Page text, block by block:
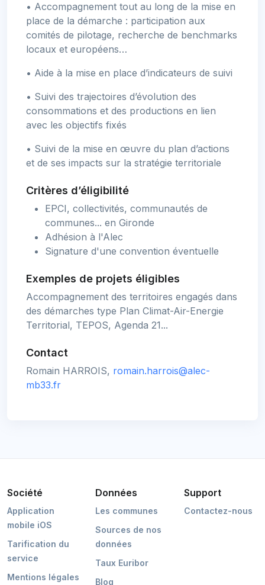
• Accompagnement tout au long de la mise en
place de la démarche : participation aux
comités de pilotage, recherche de benchmarks
locaux et européens…
• Aide à la mise en place d’indicateurs de suivi
• Suivi des trajectoires d’évolution des
consommations et des productions en lien
avec les objectifs fixés
• Suivi de la mise en œuvre du plan d’actions
et de ses impacts sur la stratégie territoriale
Critères d’éligibilité
EPCI, collectivités, communautés de
communes... en Gironde
Adhésion à l'Alec
Signature d'une convention éventuelle
Exemples de projets éligibles
Accompagnement des territoires engagés dans
des démarches type Plan Climat-Air-Energie
Territorial, TEPOS, Agenda 21...
Contact
Romain HARROIS, romain.harrois@alec-
mb33.fr
Société
Application
mobile iOS
Tarification du
service
Mentions légales
Données
Les communes
Sources de nos
données
Taux Euribor
Blog
Support
Contactez-nous